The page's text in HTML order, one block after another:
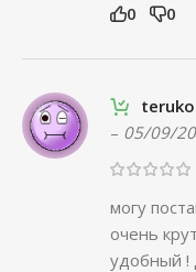
0 0
– 05/09/
могу
очень
удобный !